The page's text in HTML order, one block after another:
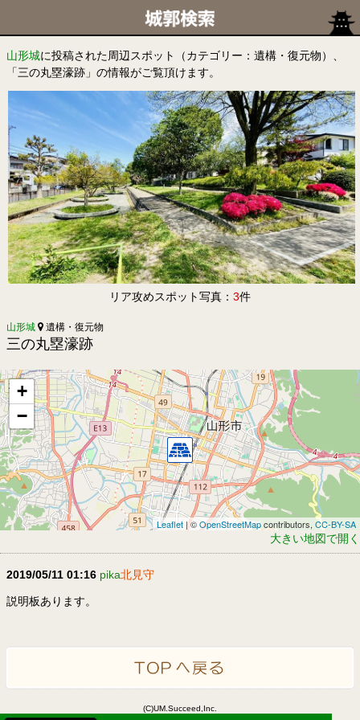
山形城に投稿された周辺スポット（カテゴリー：遺構・復元物）、
「三の丸塁濠跡」の情報がご覧頂けます。
リア攻めスポット写真： 3件
山形城 遺構・復元物
三の丸塁濠跡
+
−
Leaflet | ©OpenStreetMapcontributors, CC-BY-SA
大きい地図で開く
2019/05/11 01:16 pika北見守
説明板あります。
(C)UM.Succeed,Inc.